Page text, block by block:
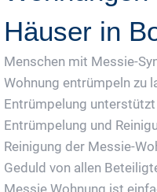
Häuser in
Menschen mit Messie-
Wohnung entrümpeln zu
Entrümpelung
Entrümpelung und
Reinigung der Messie-
Geduld von allen